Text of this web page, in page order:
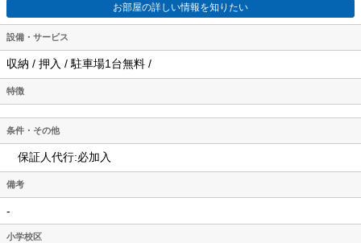
お部屋の詳しい情報を知りたい
設備・サービス
収納 / 押入 / 駐車場1台無料 /
特徴
条件・その他
保証人代行:必加入
備考
-
小学校区